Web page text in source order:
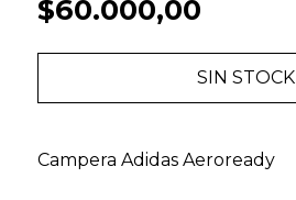
$60.000,00
SIN STOCK
Campera Adidas Aeroready